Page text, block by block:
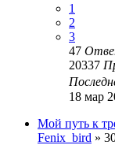
1
2
3
47
20337
18 мар
Мой путь к
Fenix_bird »